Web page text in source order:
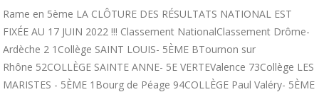
Rame en 5ème LA CLÔTURE DES RÉSULTATS NATIONAL EST
FIXÉE AU 17 JUIN 2022 !!! Classement NationalClassement Drôme-
Ardèche 2 1Collège SAINT LOUIS- 5ÈME BTournon sur
Rhône 52COLLÈGE SAINTE ANNE- 5E VERTEValence 73Collège LES
MARISTES - 5ÈME 1Bourg de Péage 94COLLÈGE Paul Valéry- 5ÈME